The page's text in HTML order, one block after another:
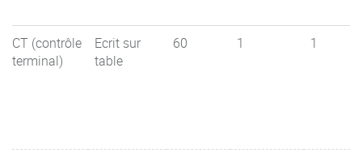
CT (contrôle
terminal)
Ecrit sur
table
60 1 1